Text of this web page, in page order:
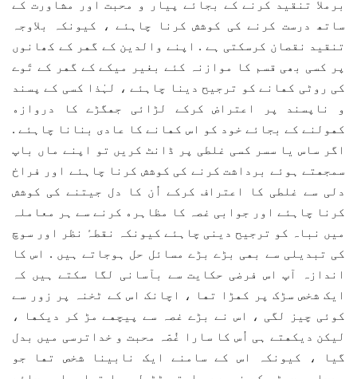
ﺑﺮﻣﻼ ﺗﻨﻘﯿﺪ ﮐﺮﻧﮯ کے ﺑﺠﺎﺋﮯ ﭘﯿﺎﺭ و ﻣﺤﺒﺖ ﺍﻭﺭ ﻣﺸﺎﻭﺭﺕ ﮐﮯ
ﺳﺎﺗﮫ ﺩﺭﺳﺖ ﮐﺮﻧﮯ ﮐﯽ ﮐﻮﺷﺶ ﮐﺮنا چاہئے ، کیونکہ ﺑﻼﻭﺟﮧ
ﺗﻨﻘﯿﺪ ﻧﻘﺼﺎﻥ ﮐﺮسکتی ﮨﮯ . ﺍﭘﻨﮯ ﻭﺍﻟﺪﯾﻦ ﮐﮯ ﮔﮭﺮ کے کھانوں
پر کسی بھی قسم کا موازنہ کئے بغیر میکے کے ﮔﮭﺮ ﮐﮯ ﺗَﻮﮮ
ﮐﯽ ﺭﻭﭨﯽ ﮐﮭﺎنے کو ترجیح دینا چاہئے ، ﻟﮩٰﺬﺍ ﮐﺴﯽ ﮐﮯ ﭘﺴﻨﺪ
و ناپسند ﭘﺮ ﺍﻋﺘﺮﺍﺽ ﮐﺮﮐﮯ ﻟﮍﺍﺋﯽ ﺟﮭﮕﮍﮮ ﮐﺎ ﺩﺭﻭﺍﺯﮦ
ﮐﮭﻮﻟﻨﮯ ﮐﮯ ﺑﺠﺎﺋﮯ ﺧﻮﺩ ﮐﻮ ﺍﺱ ﮐﮭﺎﻧﮯ ﮐﺎ ﻋﺎﺩﯼ بنانا چاہئے .
ﺍﮔﺮ ﺳﺎﺱ ﯾﺎ ﺳﺴﺮ کسی غلطی پر ﮈﺍﻧﭧ کرﯾﮟ ﺗﻮ ﺍﭘﻨﮯ ﻣﺎﮞ ﺑﺎﭖ
ﺳﻤﺠﮭﺘﮯ ﮨﻮﺋﮯ ﺑﺮﺩﺍﺷﺖ ﮐﺮنے کی کوشش کرنا چاہئے ﺍﻭﺭ ﻓﺮﺍخ
دﻟﯽ ﺳﮯ ﻏﻠﻄﯽ ﮐﺎ ﺍﻋﺘﺮﺍﻑ ﮐﺮﮐﮯ ﺍُﻥ ﮐﺎ ﺩﻝ ﺟﯿﺘﻨﮯ ﮐﯽ ﮐﻮﺷﺶ
ﮐﺮنا چاہئے اور ﺟﻮﺍﺑﯽ غصہ ﮐﺎ ﻣﻈﺎﮨﺮﮦ ﮐﺮﻧﮯ ﺳﮯ ہر معاملہ
میں نباہ کو ترجیح دینی چاہئے کیونکہ ﻧﻘﻄﮧٔ ﻧﻈﺮ ﺍﻭﺭ ﺳﻮﭺ
کی ﺗﺒﺪیلی سے ﺑﮭﯽ ﺑﮍے بڑے ﻣﺴﺎﺋﻞ ﺣﻞ ﮨﻮﺟﺎﺗﮯ ﮨﯿﮟ . ‏اس کا
اندازہ آپ اس فرضی حکایت سے بآسانی لگا سکتے ہیں کہ
ﺍﯾﮏ ﺷﺨﺺ ﺳﮍﮎ ﭘﺮ ﮐﮭﮍﺍ ﺗﮭﺎ ، ﺍﭼﺎﻧﮏ ﺍﺱ ﮐﮯ ٹخنہ ﭘﺮ ﺯﻭﺭ ﺳﮯ
ﮐﻮﺋﯽ ﭼﯿﺰ ﻟﮕﯽ ، ﺍﺱ ﻧﮯ ﺑﮍﮮ غصہ ﺳﮯ ﭘﯿﭽﮭﮯ مڑ کر ﺩﯾﮑﮭﺎ ،
ﻟﯿﮑﻦ ﺩﯾﮑﮭﺘﮯ ﮨﯽ ﺍُﺱ ﮐﺎ ﺳﺎﺭﺍ ﻏُﺼّﮧ ﻣﺤﺒﺖ ﻭ ﺧﺪﺍﺗﺮﺳﯽ ﻣﯿﮟ ﺑﺪﻝ
ﮔﯿﺎ ، ﮐﯿﻮﻧﮑﮧ ﺍﺱ ﮐﮯ ﺳﺎﻣﻨﮯ ﺍﯾﮏ ﻧﺎﺑﯿﻨﺎ ﺷﺨﺺ ﺗﮭﺎ ﺟﻮ